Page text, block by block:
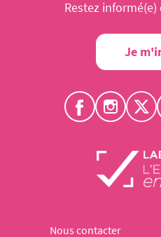
Restez
Je
Nous contacter